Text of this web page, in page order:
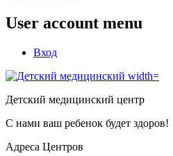
User account menu
Вход
Детский медицинский центр
С нами ваш ребенок будет здоров!
Адреса Центров